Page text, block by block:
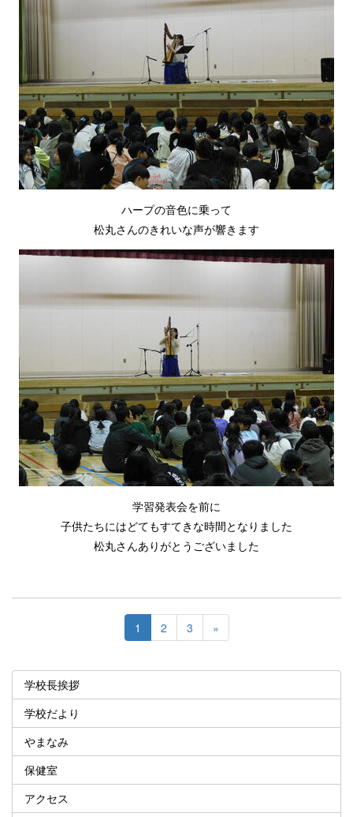
ハープの音色に乗って
松丸さんのきれいな声が響きます
学習発表会を前に
子供たちにはどてもすてきな時間となりました
松丸さんありがとうございました
1 2 3 »
学校長挨拶
学校だより
やまなみ
保健室
アクセス